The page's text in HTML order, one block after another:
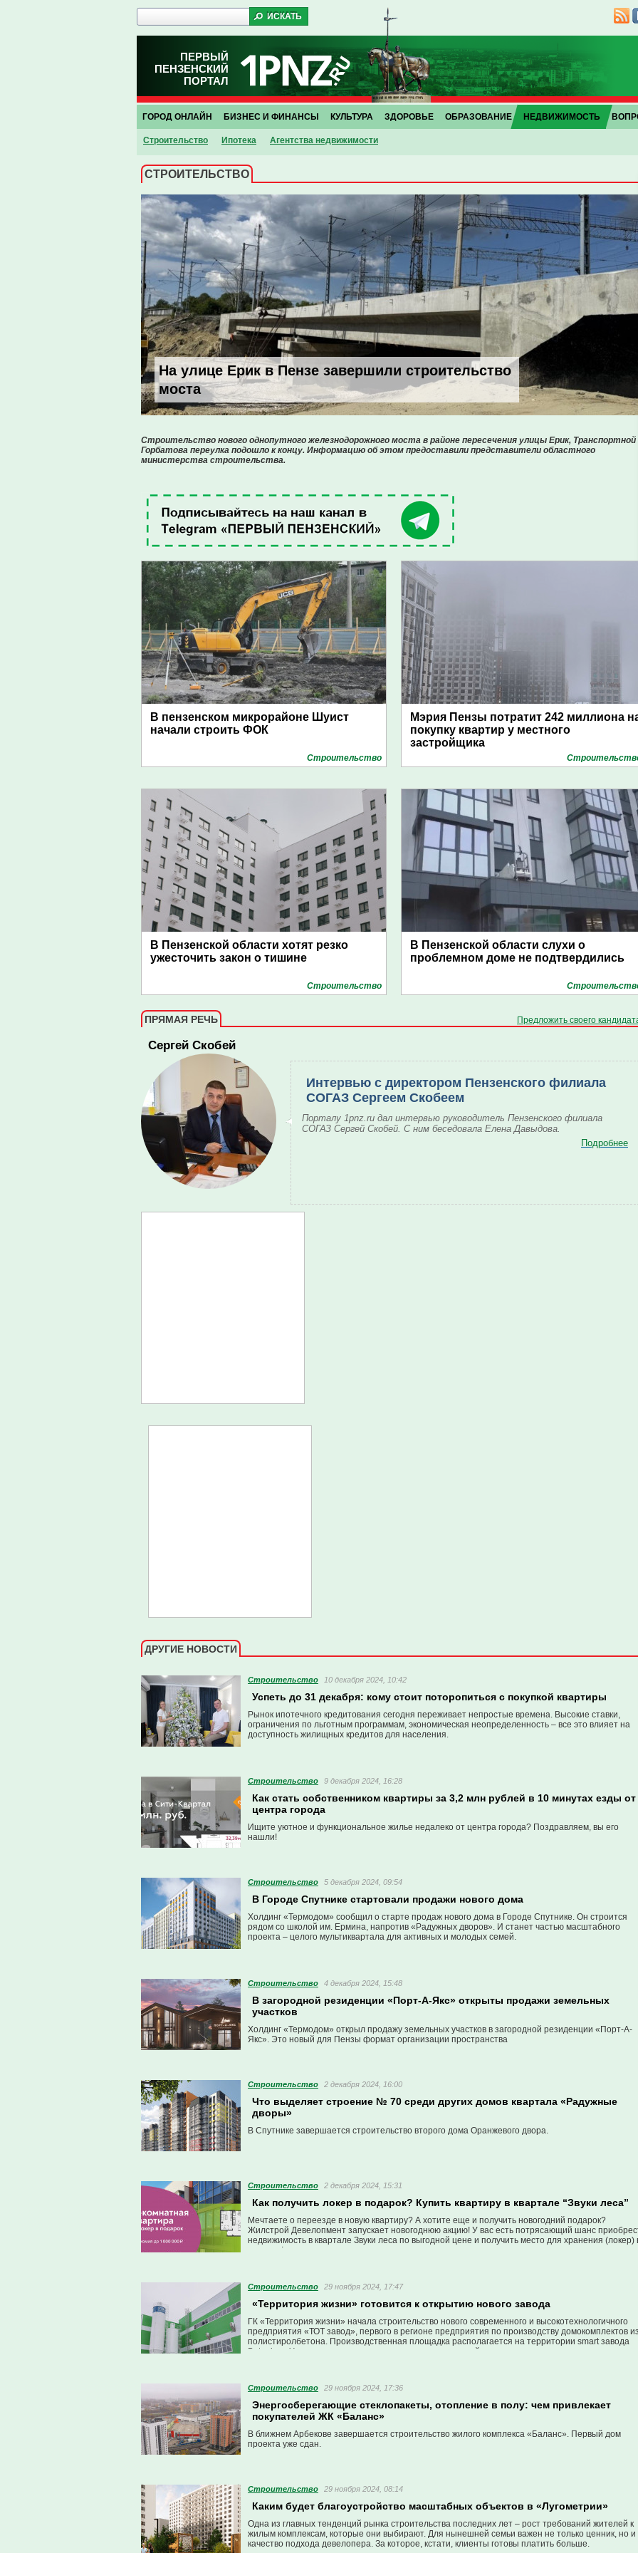
ПЕРВЫЙ
ПЕНЗЕНСКИЙ
ПОРТАЛ
ГОРОД ОНЛАЙН БИЗНЕС И ФИНАНСЫ КУЛЬТУРА ЗДОРОВЬЕ ОБРАЗОВАНИЕ НЕДВИЖИМОСТЬ
Строительство Ипотека Агентства недвижимости
СТРОИТЕЛЬСТВО
На улице Ерик в Пензе завершили строительство
моста
Строительство нового однопутного железнодорожного моста в районе пересечения улицы Ерик, Транспортной
Горбатова переулка подошло к концу. Информацию об этом предоставили представители областного
министерства строительства.
В пензенском микрорайоне Шуист
начали строить ФОК
Строительство
Мэрия Пензы потратит 242 миллиона
покупку квартир у местного
застройщика
В Пензенской области хотят резко
ужесточить закон о тишине
Строительство
В Пензенской области слухи о
проблемном доме не подтвердились
ПРЯМАЯ РЕЧЬ Предложить своего
Сергей Скобей
Интервью с директором Пензенского филиала
СОГАЗ Сергеем Скобеем
Порталу 1pnz.ru дал интервью руководитель Пензенского филиала
СОГАЗ Сергей Скобей. С ним беседовала Елена Давыдова.
Подробнее
ДРУГИЕ НОВОСТИ
Строительство 10 декабря 2024, 10:42
Успеть до 31 декабря: кому стоит поторопиться с покупкой квартиры
Рынок ипотечного кредитования сегодня переживает непростые времена. Высокие ставки,
ограничения по льготным программам, экономическая неопределенность – все это влияет на
доступность жилищных кредитов для населения.
Строительство 9 декабря 2024, 16:28
Как стать собственником квартиры за 3,2 млн рублей в 10 минутах езды от
центра города
Ищите уютное и функциональное жилье недалеко от центра города? Поздравляем, вы его
нашли!
Строительство 5 декабря 2024, 09:54
В Городе Спутнике стартовали продажи нового дома
Холдинг «Термодом» сообщил о старте продаж нового дома в Городе Спутнике. Он строится
рядом со школой им. Ермина, напротив «Радужных дворов». И станет частью масштабного
проекта – целого мультиквартала для активных и молодых семей.
Строительство 4 декабря 2024, 15:48
В загородной резиденции «Порт-А-Якс» открыты продажи земельных
участков
Холдинг «Термодом» открыл продажу земельных участков в загородной резиденции «Порт-А-
Якс». Это новый для Пензы формат организации пространства
Строительство 2 декабря 2024, 16:00
Что выделяет строение № 70 среди других домов квартала «Радужные
дворы»
В Спутнике завершается строительство второго дома Оранжевого двора.
Строительство 2 декабря 2024, 15:31
Как получить локер в подарок? Купить квартиру в квартале “Звуки леса”
Мечтаете о переезде в новую квартиру? А хотите еще и получить новогодний подарок?
Жилстрой Девелопмент запускает новогоднюю акцию! У вас есть потрясающий шанс
недвижимость в квартале Звуки леса по выгодной цене и получить место для хранения (локер)
подарок!
Строительство 29 ноября 2024, 17:47
«Территория жизни» готовится к открытию нового завода
ГК «Территория жизни» начала строительство нового современного и высокотехнологичного
предприятия «ТОТ завод», первого в регионе предприятия по производству домокомплектов
полистиролбетона. Производственная площадка располагается на территории smart завода
Betonium. Уже начался монтаж производственных линий.
Строительство 29 ноября 2024, 17:36
Энергосберегающие стеклопакеты, отопление в полу: чем привлекает
покупателей ЖК «Баланс»
В ближнем Арбекове завершается строительство жилого комплекса «Баланс». Первый дом
проекта уже сдан.
Строительство 29 ноября 2024, 08:14
Каким будет благоустройство масштабных объектов в «Лугометрии»
Одна из главных тенденций рынка строительства последних лет – рост требований жителей к
жилым комплексам, которые они выбирают. Для нынешней семьи важен не только ценник, но и
качество подхода девелопера. За которое, кстати, клиенты готовы платить больше.